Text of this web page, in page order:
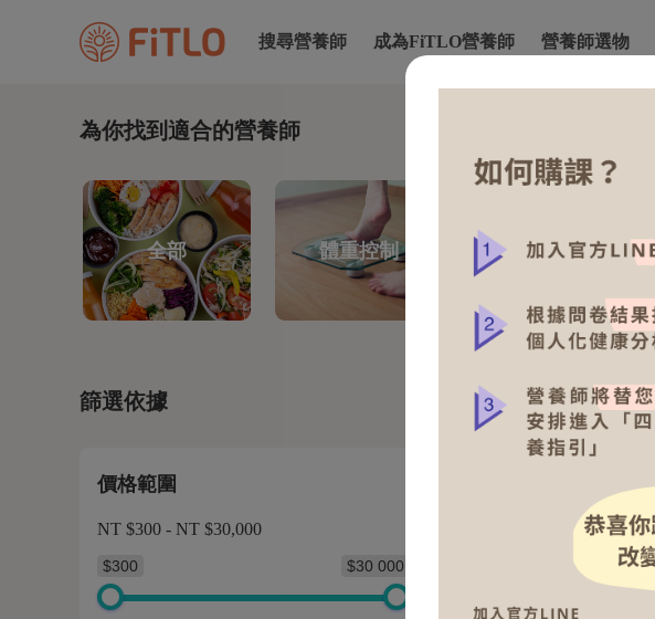
搜尋營養師 成為FiTLO營養師 營養師選物
為你找到適合的營養師
全部 體重控制 上班族營養
篩選依據
價格範圍
NT $300 - NT $30,000
$300 $30 000
排序依據